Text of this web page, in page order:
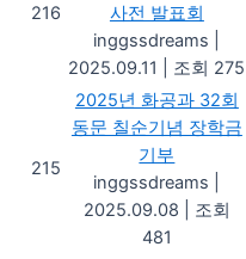
216
사전 발표회
inggssdreams
2025.09.11
조회 275
215
2025년 화공과 32회
동문 칠순기념 장학금
기부
inggssdreams
2025.09.08
조회
481